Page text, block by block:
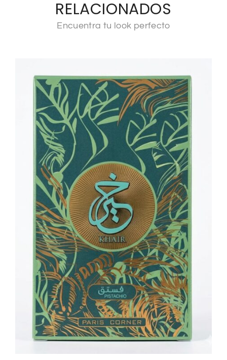
RELACIONADOS
Encuentra tu look perfecto